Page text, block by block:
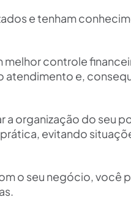
e tenham
controle
atendimento e,
a organização do seu
evitando
o seu negócio,